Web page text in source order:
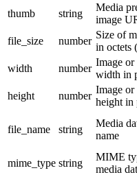
thumb
string
Media
image
file_size
number
Size of
in octets
width
number
Image
width in
height
number
Image
height in
file_name string
Media
name
mime_type string
MIME
media